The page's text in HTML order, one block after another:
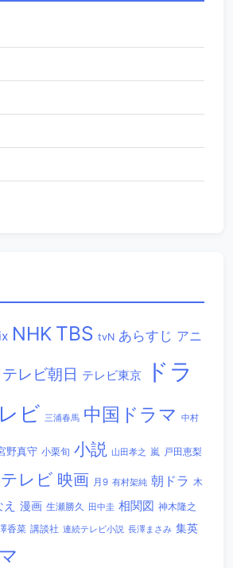
NHK TBS tvN あらすじ アニ
テレビ朝日 テレビ東京
ドラ
ビ 三浦春馬 中国ドラマ 中村
野真守 小栗旬 小説 山田孝之 嵐 戸田恵梨
レビ 映画 月9 有村架純 朝ドラ 木
漫画 生瀬勝久 田中圭 相関図 神木隆之
香菜 講談社 連続テレビ小説 長澤まさみ 集英